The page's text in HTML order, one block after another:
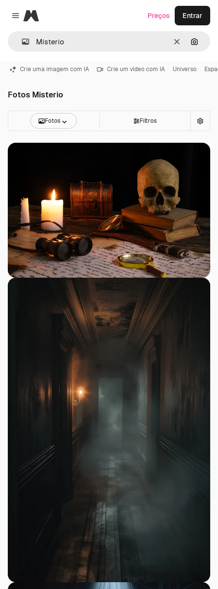
Close menu
Magnific
Limpar
Preços Entrar
Crie uma imagem com IA Crie um vídeo com IA Universo
Fotos Misterio
Fotos Filtros